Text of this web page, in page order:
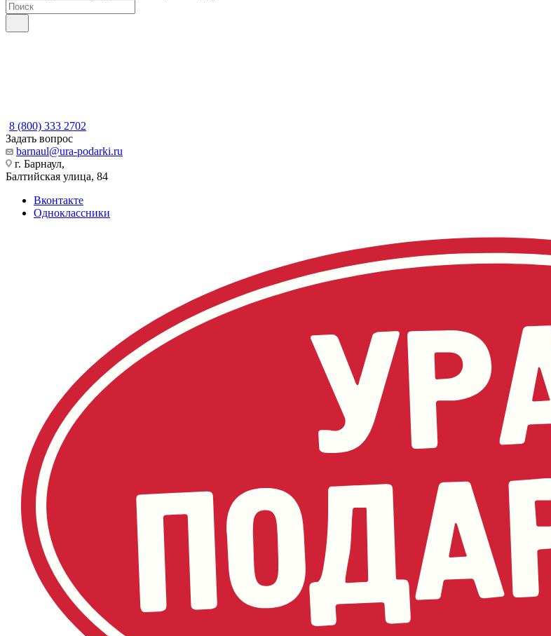
8 (800) 333 2702
Задать вопрос
barnaul@ura-podarki.ru
г. Барнаул,
Балтийская улица, 84
Вконтакте
Одноклассники